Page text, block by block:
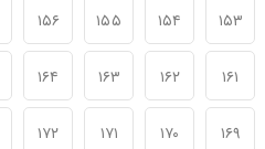
۱۵۳ ۱۵۴ ۱۵۵ ۱۵۶
۱۶۱ ۱۶۲ ۱۶۳ ۱۶۴
۱۶۹ ۱۷۰ ۱۷۱ ۱۷۲